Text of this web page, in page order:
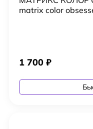
matrix color
1 700 ₽